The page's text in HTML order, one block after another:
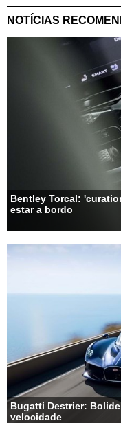
NOTÍCIAS
Bentley Torcal:
estar a bordo
Bugatti Destrier:
velocidade